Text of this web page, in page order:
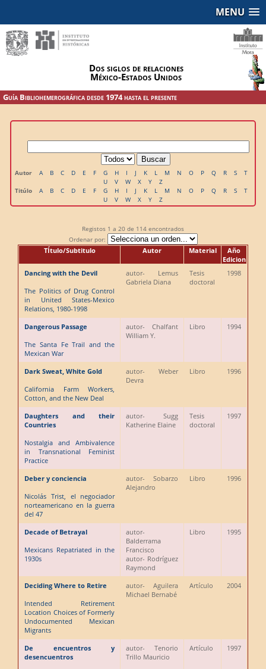
MENU
Dos siglos de relaciones
México-Estados Unidos
Guía Bibliohemerográfica desde 1974 hasta el presente
Autor A B C D E F G H I J K L M N O P Q R S
T
U
V W X Y
Z
Titúlo
A B C D E F G H I J K L M N O P Q R S
T
U
V W X Y Z
Registos 1 a 20 de 114 encontrados
Ordenar por:
TÍtulo/Subtitulo Autor Material
Año
Edicion
Dancing with the Devil
The Politics of Drug Control
in United States-Mexico
Relations, 1980-1998
autor- Lemus
Gabriela Diana
Tesis
doctoral
1998
Dangerous Passage
The Santa Fe Trail and the
Mexican War
autor- Chalfant
William Y.
Libro 1994
Dark Sweat, White Gold
California Farm Workers,
Cotton, and the New Deal
autor- Weber
Devra
Libro 1996
Daughters and their
Countries
Nostalgia and Ambivalence
in Transnational Feminist
Practice
autor- Sugg
Katherine Elaine
Tesis
doctoral
1997
Deber y conciencia
Nicolás Trist, el negociador
norteamericano en la guerra
del 47
autor- Sobarzo
Alejandro
Libro 1996
Decade of Betrayal
Mexicans Repatriated in the
1930s
autor-
Balderrama
Francisco
autor- Rodríguez
Raymond
Libro 1995
Deciding Where to Retire
Intended Retirement
Location Choices of Formerly
Undocumented Mexican
Migrants
autor- Aguilera
Michael Bernabé
Artículo 2004
De encuentros y
desencuentros
autor- Tenorio
Trillo Mauricio
Artículo 1997